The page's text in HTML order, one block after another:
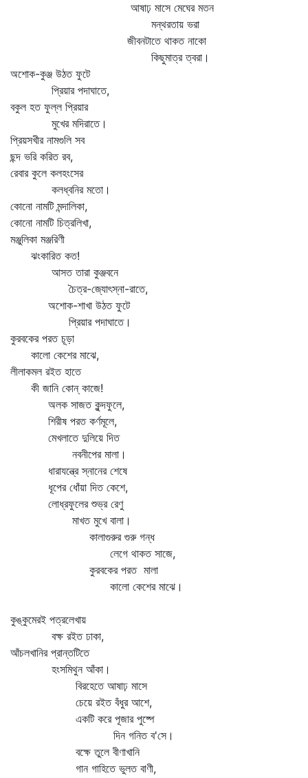
আষাঢ় মাসে মেঘের মতন
মন্থরতায় ভরা
জীবনটাতে থাকত নাকো
কিছুমাত্র ত্বরা।
অশোক-কুঞ্জ উঠত ফুটে
প্রিয়ার পদাঘাতে,
বকুল হত ফুল্ল প্রিয়ার
মুখের মদিরাতে।
প্রিয়সখীর নামগুলি সব
ছন্দ ভরি করিত রব,
রেবার কুলে কলহংসের
কলধ্বনির মতো।
কোনো নামটি মন্দালিকা,
কোনো নামটি চিত্রলিখা,
মঞ্জুলিকা মঞ্জরিণী
ঝংকারিত কত!
আসত তারা কুঞ্জবনে
চৈত্র-জ্যোৎস্না-রাতে,
অশোক-শাখা উঠত ফুটে
প্রিয়ার পদাঘাতে।
কুরবকের পরত চূড়া
কালো কেশের মাঝে,
লীলাকমল রইত হাতে
কী জানি কোন্‌ কাজে!
অলক সাজত কুন্দফুলে,
শিরীষ পরত কর্ণমূলে,
মেখলাতে দুলিয়ে দিত
নবনীপের মালা।
ধারাযন্ত্রে স্নানের শেষে
ধূপের ধোঁয়া দিত কেশে,
লোধ্রফুলের শুভ্র রেণু
মাখত মুখে বালা।
কালাগুরুর গুরু গন্ধ
লেগে থাকত সাজে,
কুরবকের পরত মালা
কালো কেশের মাঝে।
কুঙ্কুমেরই পত্রলেখায়
বক্ষ রইত ঢাকা,
আঁচলখানির প্রান্তটিতে
হংসমিথুন আঁকা।
বিরহেতে আষাঢ় মাসে
চেয়ে রইত বঁধুর আশে,
একটি করে পূজার পুষ্পে
দিন গনিত ব'সে।
বক্ষে তুলে বীণাখানি
গান গাহিতে ভুলত বাণী,